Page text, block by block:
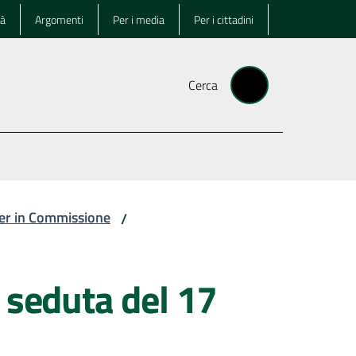
Argomenti Per i media Per i cittadini
Cerca
in Commissione /
del 17